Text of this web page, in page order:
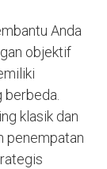
Anda
objektif
berbeda.
klasik dan
penempatan